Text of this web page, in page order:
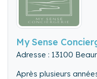
My Sense
Adresse : 13100
Après plusieurs